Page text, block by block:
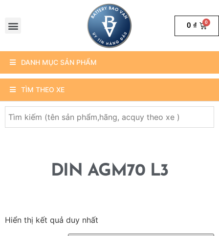
0 ₫
DANH MỤC SẢN PHẨM
TÌM THEO XE
DIN AGM70 L3
Hiển thị kết quả duy nhất